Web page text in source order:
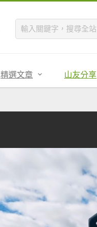
精選文章 山友分享